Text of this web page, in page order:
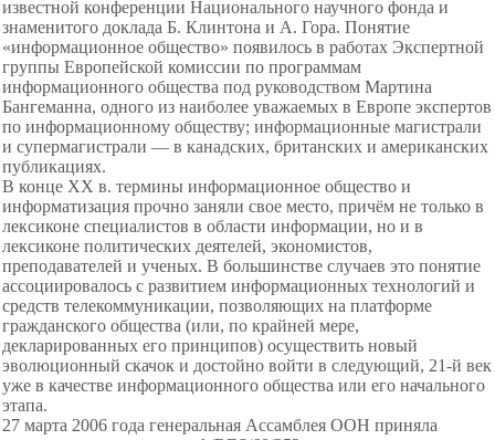
известной конференции Национального научного фонда и
знаменитого доклада Б. Клинтона и А. Гора. Понятие
«информационное общество» появилось в работах Экспертной
группы Европейской комиссии по программам
информационного общества под руководством Мартина
Бангеманна, одного из наиболее уважаемых в Европе экспертов
по информационному обществу; информационные магистрали
и супермагистрали — в канадских, британских и американских
публикациях.
В конце XX в. термины информационное общество и
информатизация прочно заняли свое место, причём не только в
лексиконе специалистов в области информации, но и в
лексиконе политических деятелей, экономистов,
преподавателей и ученых. В большинстве случаев это понятие
ассоциировалось с развитием информационных технологий и
средств телекоммуникации, позволяющих на платформе
гражданского общества (или, по крайней мере,
декларированных его принципов) осуществить новый
эволюционный скачок и достойно войти в следующий, 21-й век
уже в качестве информационного общества или его начального
этапа.
27 марта 2006 года генеральная Ассамблея ООН приняла